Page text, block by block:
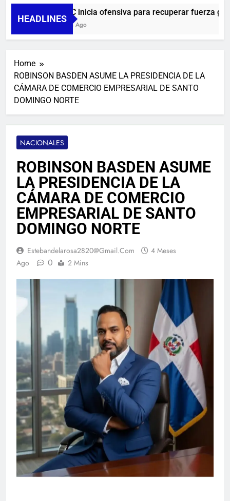
HEADLINES
UNTC inicia ofensiva para recuperar fuerza
1 Hora Ago
Home
ROBINSON BASDEN ASUME LA PRESIDENCIA DE LA
CÁMARA DE COMERCIO EMPRESARIAL DE SANTO
DOMINGO NORTE
NACIONALES
ROBINSON BASDEN ASUME
LA PRESIDENCIA DE LA
CÁMARA DE COMERCIO
EMPRESARIAL DE SANTO
DOMINGO NORTE
Estebandelarosa2820@gmail.com
4 Meses
Ago
0 2 Mins